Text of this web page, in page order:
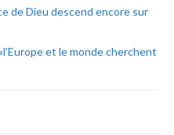
de Dieu descend encore sur
et le monde cherchent